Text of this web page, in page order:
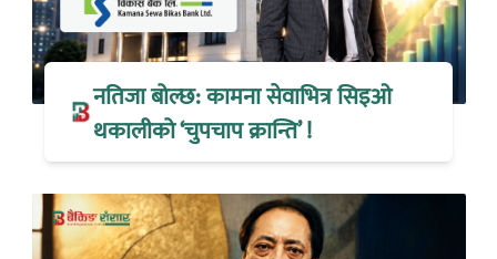
नतिजा बोल्छ: कामना सेवाभित्र सिइओ
थकालीको ‘चुपचाप क्रान्ति’ !